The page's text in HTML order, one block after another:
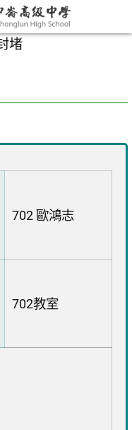
堵
702 歐鴻志
702教室